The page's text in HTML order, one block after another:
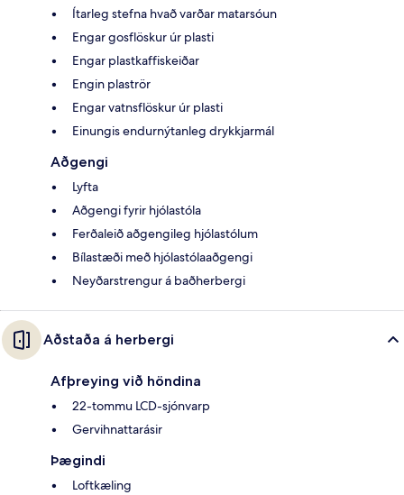
Ítarleg stefna hvað varðar matarsóun
Engar gosflöskur úr plasti
Engar plastkaffiskeiðar
Engin plaströr
Engar vatnsflöskur úr plasti
Einungis endurnýtanleg drykkjarmál
Aðgengi
Lyfta
Aðgengi fyrir hjólastóla
Ferðaleið aðgengileg hjólastólum
Bílastæði með hjólastólaaðgengi
Neyðarstrengur á baðherbergi
Aðstaða á herbergi
Afþreying við höndina
22-tommu LCD-sjónvarp
Gervihnattarásir
Þægindi
Loftkæling